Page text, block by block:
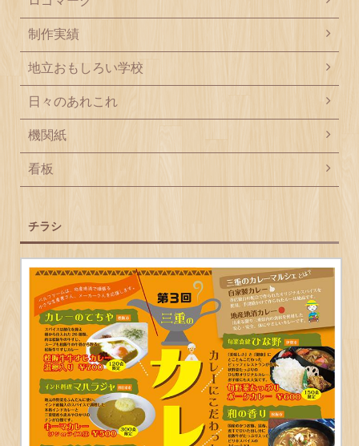
制作実績
地立おもしろい学校
日々のあれこれ
機関紙
看板
チラシ